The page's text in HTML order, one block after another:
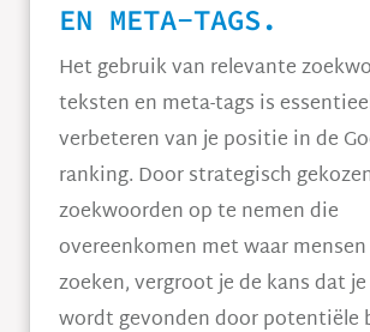
EN META-TAGS.
Het gebruik van relevante
teksten en meta-tags is
verbeteren van je positie in de
ranking. Door strategisch
zoekwoorden op te nemen die
overeenkomen met waar
zoeken, vergroot je de kans dat
wordt gevonden door potentiële